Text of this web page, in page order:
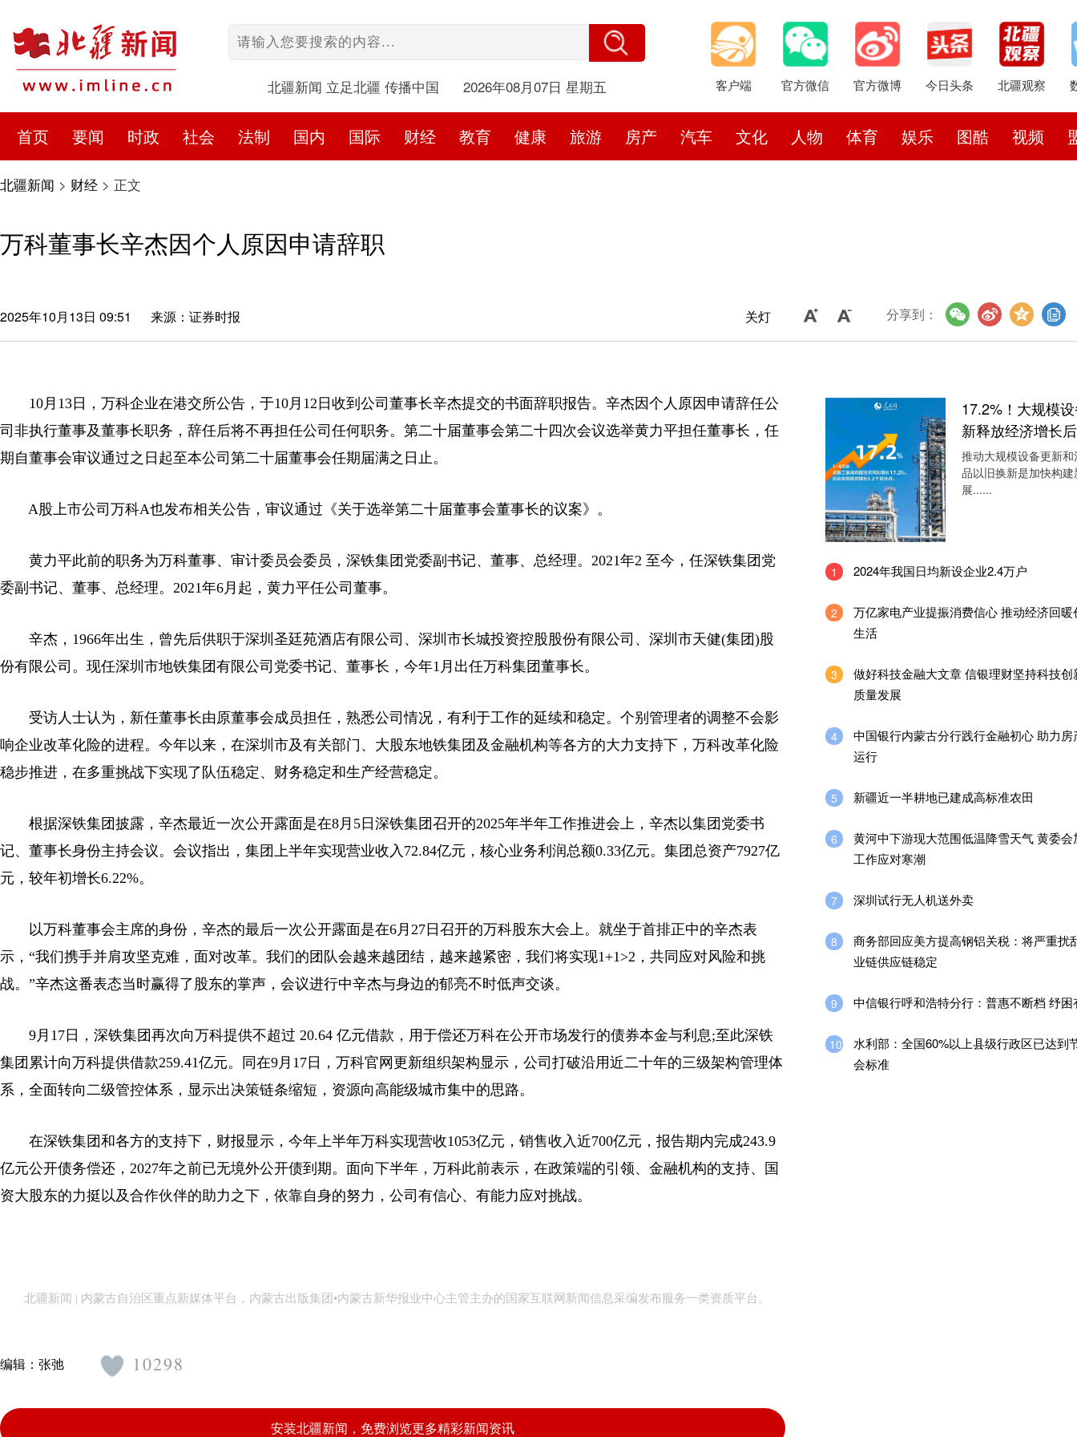
北疆新闻 立足北疆 传播中国 2026年08月07日 星期五 客户端 官方微信 官方微博 今日头条 北疆观察
首页 要闻 时政 社会 法制 国内 国际 财经 教育 健康 旅游 房产 汽车 文化 人物 体育 娱乐 图酷 视频
北疆新闻 > 财经 > 正文
万科董事长辛杰因个人原因申请辞职
2025年10月13日 09:51 来源：证券时报 关灯 分享到：
10月13日，万科企业在港交所公告，于10月12日收到公司董事长辛杰提交的书面辞职报告。辛杰因个人原因申请辞任公
司非执行董事及董事长职务，辞任后将不再担任公司任何职务。第二十届董事会第二十四次会议选举黄力平担任董事长，任
期自董事会审议通过之日起至本公司第二十届董事会任期届满之日止。
A股上市公司万科A也发布相关公告，审议通过《关于选举第二十届董事会董事长的议案》。
黄力平此前的职务为万科董事、审计委员会委员，深铁集团党委副书记、董事、总经理。2021年2 至今，任深铁集团党
委副书记、董事、总经理。2021年6月起，黄力平任公司董事。
辛杰，1966年出生，曾先后供职于深圳圣廷苑酒店有限公司、深圳市长城投资控股股份有限公司、深圳市天健(集团)股
份有限公司。现任深圳市地铁集团有限公司党委书记、董事长，今年1月出任万科集团董事长。
受访人士认为，新任董事长由原董事会成员担任，熟悉公司情况，有利于工作的延续和稳定。个别管理者的调整不会影
响企业改革化险的进程。今年以来，在深圳市及有关部门、大股东地铁集团及金融机构等各方的大力支持下，万科改革化险
稳步推进，在多重挑战下实现了队伍稳定、财务稳定和生产经营稳定。
根据深铁集团披露，辛杰最近一次公开露面是在8月5日深铁集团召开的2025年半年工作推进会上，辛杰以集团党委书
记、董事长身份主持会议。会议指出，集团上半年实现营业收入72.84亿元，核心业务利润总额0.33亿元。集团总资产7927亿
元，较年初增长6.22%。
以万科董事会主席的身份，辛杰的最后一次公开露面是在6月27日召开的万科股东大会上。就坐于首排正中的辛杰表
示，“我们携手并肩攻坚克难，面对改革。我们的团队会越来越团结，越来越紧密，我们将实现1+1>2，共同应对风险和挑
战。”辛杰这番表态当时赢得了股东的掌声，会议进行中辛杰与身边的郁亮不时低声交谈。
9月17日，深铁集团再次向万科提供不超过 20.64 亿元借款，用于偿还万科在公开市场发行的债券本金与利息;至此深铁
集团累计向万科提供借款259.41亿元。同在9月17日，万科官网更新组织架构显示，公司打破沿用近二十年的三级架构管理体
系，全面转向二级管控体系，显示出决策链条缩短，资源向高能级城市集中的思路。
在深铁集团和各方的支持下，财报显示，今年上半年万科实现营收1053亿元，销售收入近700亿元，报告期内完成243.9
亿元公开债务偿还，2027年之前已无境外公开债到期。面向下半年，万科此前表示，在政策端的引领、金融机构的支持、国
资大股东的力挺以及合作伙伴的助力之下，依靠自身的努力，公司有信心、有能力应对挑战。
北疆新闻 | 内蒙古自治区重点新媒体平台，内蒙古出版集团•内蒙古新华报业中心主管主办的国家互联网新闻信息采编发布服务一类资质平台。
编辑： 张弛 10298
安装北疆新闻，免费浏览更多精彩新闻资讯
17.2%！大规模
新释放经济增长
推动大规模设备更新和
品以旧换新是加快构建
展......
1 2024年我国日均新设企业2.4万户
2
万亿家电产业提振消费信心 推动经济回暖
生活
3
做好科技金融大文章 信银理财坚持科技创
质量发展
4
中国银行内蒙古分行践行金融初心 助力房
运行
5 新疆近一半耕地已建成高标准农田
6
黄河中下游现大范围低温降雪天气 黄委会
工作应对寒潮
7 深圳试行无人机送外卖
8
商务部回应美方提高钢铝关税：将严重扰
业链供应链稳定
9 中信银行呼和浩特分行：普惠不断档 纾困
10
水利部：全国60%以上县级行政区已达到
会标准